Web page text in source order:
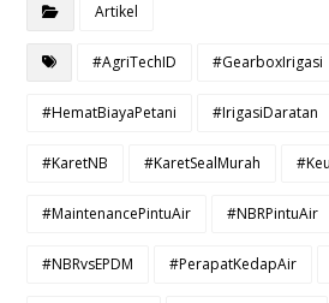
Artikel
#AgriTechID #GearboxIrigasi
#HematBiayaPetani #IrigasiDaratan
#KaretNB #KaretSealMurah
#MaintenancePintuAir #NBRPintuAir
#NBRvsEPDM #PerapatKedapAir